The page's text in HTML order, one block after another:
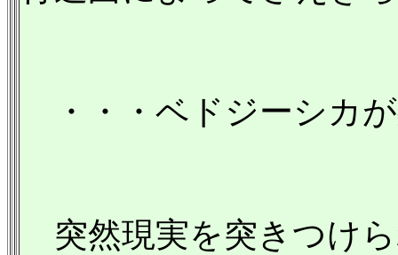
・・・ベドジーシカ
突然現実を突きつけ